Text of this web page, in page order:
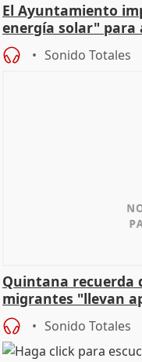
El Ayuntamiento
energía solar" para
Sonido Totales
Quintana recuerda
migrantes "llevan
central
Sonido Totales